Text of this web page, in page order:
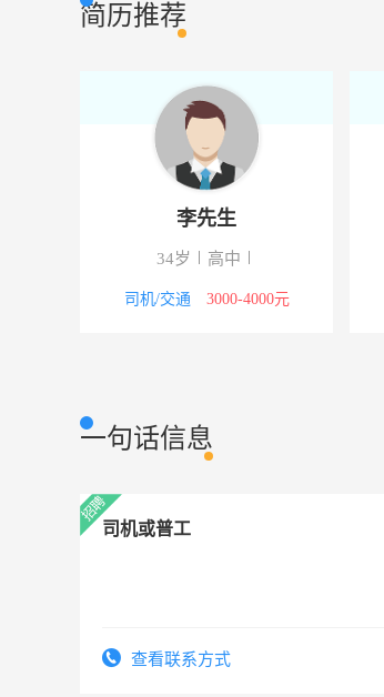
篮球教练 教育/培训
贸易/采购
广告安装师傅 技工/普工
品质工程师 技工/普工
简历推荐
李先生
34岁 高中
司机/交通 3000-4000元
一句话信息
司机或普工
查看联系方式